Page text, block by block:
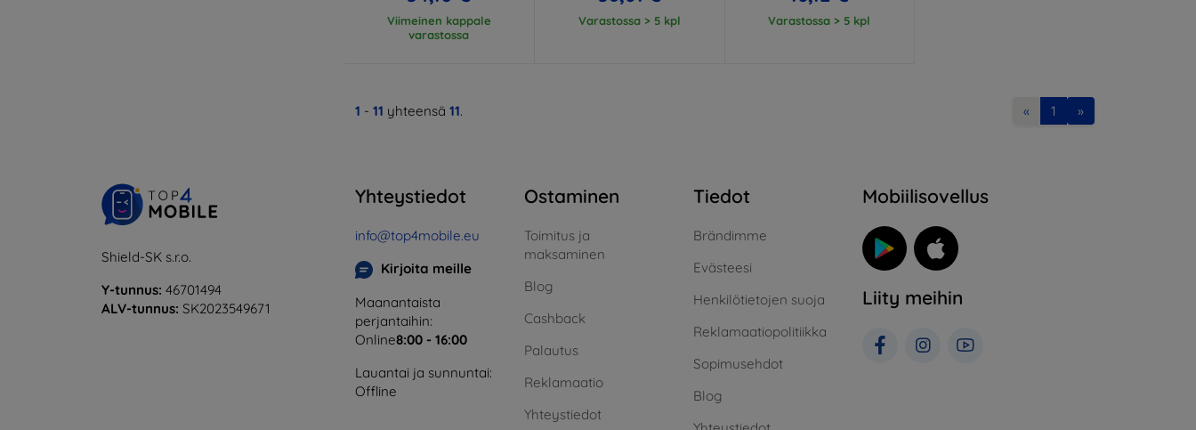
Viimeinen kappale
varastossa
Varastossa > 5 kpl Varastossa > 5 kpl
1 - 11 yhteensä 11. « 1 »
Shield-SK s.r.o.
Y-tunnus: 46701494
ALV-tunnus: SK2023549671
Yhteystiedot
info@top4mobile.eu
Kirjoita meille
Maanantaista
perjantaihin:
Online8:00 - 16:00
Lauantai ja sunnuntai:
Offline
Ostaminen
Toimitus ja
maksaminen
Blog
Cashback
Palautus
Reklamaatio
Yhteystiedot
Tiedot
Brändimme
Evästeesi
Henkilötietojen suoja
Reklamaatiopolitiikka
Sopimusehdot
Blog
Mobiilisovellus
Liity meihin